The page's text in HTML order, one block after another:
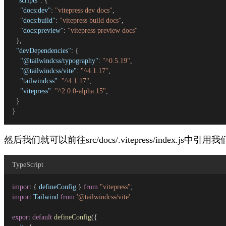
"docs:dev": "vitepress dev docs"
"docs:build": "vitepress build docs"
"docs:preview": "vitepress preview docs"
  },
"devDependencies": {
"@tailwindcss/typography": "^0.5.19"
"@tailwindcss/vite": "^4.1.17"
"tailwindcss": "^4.1.17"
"vitepress": "^2.0.0-alpha.15"
  }
}
然后我们就可以前往src/docs/.vitepress/index.js中引用我
TypeScript
import { defineConfig } from "vitepress";
import Tailwind from '@tailwindcss/vite'
export default defineConfig({